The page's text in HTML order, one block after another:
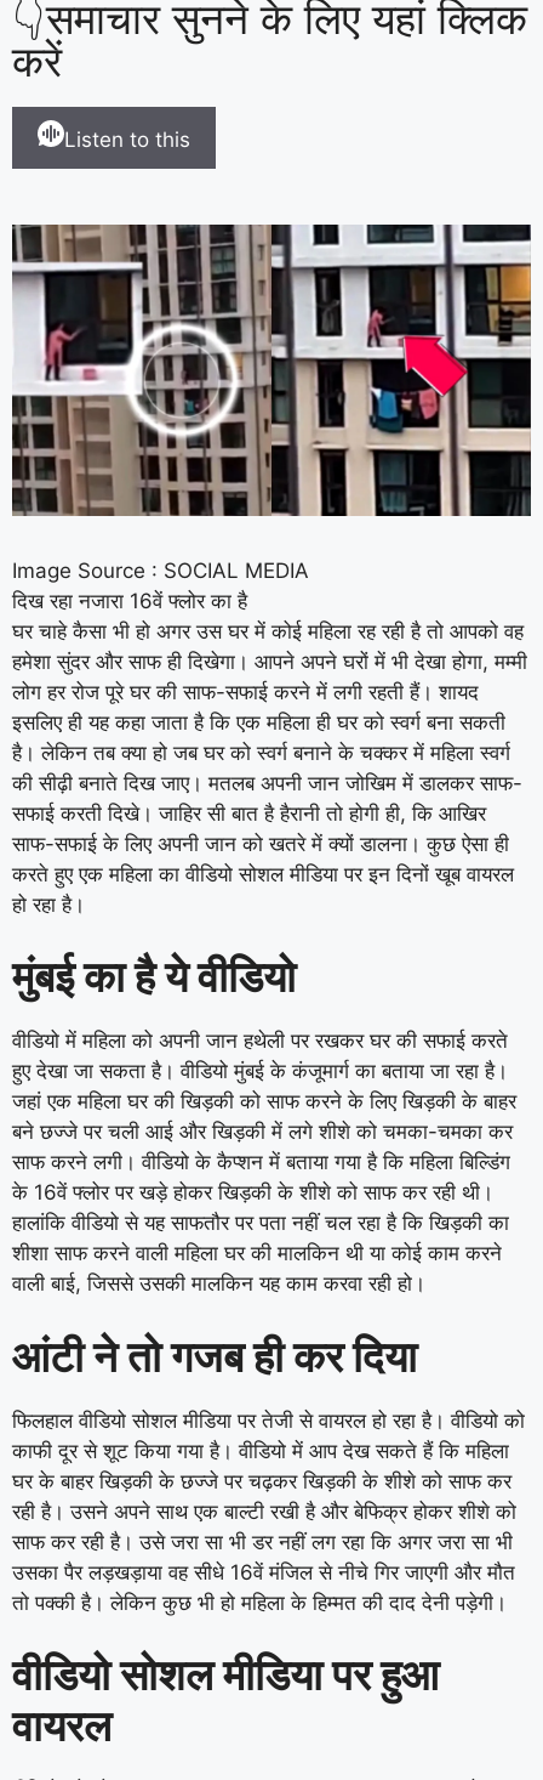
👇समाचार सुनने के लिए यहां क्लिक
करें
Listen to this
Image Source : SOCIAL MEDIA
दिख रहा नजारा 16वें फ्लोर का है
घर चाहे कैसा भी हो अगर उस घर में कोई महिला रह रही है तो आपको वह
हमेशा सुंदर और साफ ही दिखेगा। आपने अपने घरों में भी देखा होगा, मम्मी
लोग हर रोज पूरे घर की साफ-सफाई करने में लगी रहती हैं। शायद
इसलिए ही यह कहा जाता है कि एक महिला ही घर को स्वर्ग बना सकती
है। लेकिन तब क्या हो जब घर को स्वर्ग बनाने के चक्कर में महिला स्वर्ग
की सीढ़ी बनाते दिख जाए। मतलब अपनी जान जोखिम में डालकर साफ-
सफाई करती दिखे। जाहिर सी बात है हैरानी तो होगी ही, कि आखिर
साफ-सफाई के लिए अपनी जान को खतरे में क्यों डालना। कुछ ऐसा ही
करते हुए एक महिला का वीडियो सोशल मीडिया पर इन दिनों खूब वायरल
हो रहा है।
मुंबई का है ये वीडियो
वीडियो में महिला को अपनी जान हथेली पर रखकर घर की सफाई करते
हुए देखा जा सकता है। वीडियो मुंबई के कंजूमार्ग का बताया जा रहा है।
जहां एक महिला घर की खिड़की को साफ करने के लिए खिड़की के बाहर
बने छज्जे पर चली आई और खिड़की में लगे शीशे को चमका-चमका कर
साफ करने लगी। वीडियो के कैप्शन में बताया गया है कि महिला बिल्डिंग
के 16वें फ्लोर पर खड़े होकर खिड़की के शीशे को साफ कर रही थी।
हालांकि वीडियो से यह साफतौर पर पता नहीं चल रहा है कि खिड़की का
शीशा साफ करने वाली महिला घर की मालकिन थी या कोई काम करने
वाली बाई, जिससे उसकी मालकिन यह काम करवा रही हो।
आंटी ने तो गजब ही कर दिया
फिलहाल वीडियो सोशल मीडिया पर तेजी से वायरल हो रहा है। वीडियो को
काफी दूर से शूट किया गया है। वीडियो में आप देख सकते हैं कि महिला
घर के बाहर खिड़की के छज्जे पर चढ़कर खिड़की के शीशे को साफ कर
रही है। उसने अपने साथ एक बाल्टी रखी है और बेफिक्र होकर शीशे को
साफ कर रही है। उसे जरा सा भी डर नहीं लग रहा कि अगर जरा सा भी
उसका पैर लड़खड़ाया वह सीधे 16वें मंजिल से नीचे गिर जाएगी और मौत
तो पक्की है। लेकिन कुछ भी हो महिला के हिम्मत की दाद देनी पड़ेगी।
वीडियो सोशल मीडिया पर हुआ
वायरल